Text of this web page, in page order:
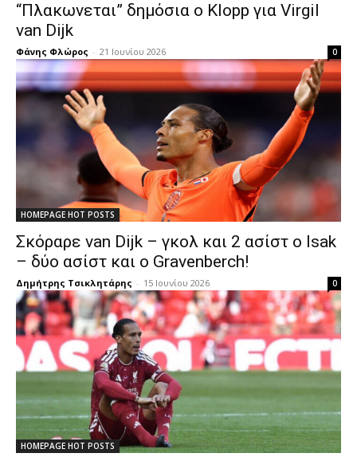
“Πλακωνεται” δημόσια ο Klopp για Virgil
van Dijk
Φάνης Φλώρος - 21 Ιουνίου 2026 0
HOMEPAGE HOT POSTS
Σκόραρε van Dijk – γκολ και 2 ασίστ ο Isak
– δύο ασίστ και ο Gravenberch!
Δημήτρης Τσικλητάρης - 15 Ιουνίου 2026 0
HOMEPAGE HOT POSTS